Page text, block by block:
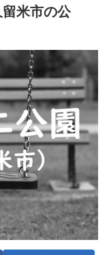
米市の公